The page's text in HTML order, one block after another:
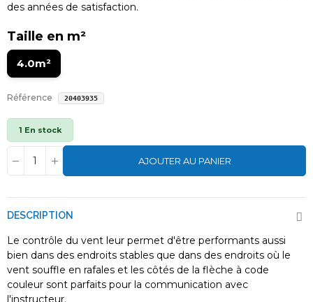
des années de satisfaction.
Taille en m²
4.0m²
Référence 20403935
1 En stock
AJOUTER AU PANIER
DESCRIPTION
Le contrôle du vent leur permet d'être performants aussi
bien dans des endroits stables que dans des endroits où le
vent souffle en rafales et les côtés de la flèche à code
couleur sont parfaits pour la communication avec